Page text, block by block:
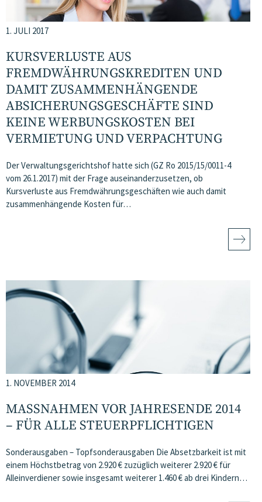
1. JULI 2017
KURSVERLUSTE AUS
FREMDWÄHRUNGSKREDITEN UND
DAMIT ZUSAMMENHÄNGENDE
ABSICHERUNGSGESCHÄFTE SIND
KEINE WERBUNGSKOSTEN BEI
VERMIETUNG UND VERPACHTUNG
Der Verwaltungsgerichtshof hatte sich (GZ Ro 2015/15/0011-4
vom 26.1.2017) mit der Frage auseinanderzusetzen, ob
Kursverluste aus Fremdwährungsgeschäften wie auch damit
zusammenhängende Kosten für…
1. NOVEMBER 2014
MASSNAHMEN VOR JAHRESENDE 2014 –
FÜR ALLE STEUERPFLICHTIGEN
Sonderausgaben – Topfsonderausgaben Die Absetzbarkeit ist mit
einem Höchstbetrag von 2.920 € zuzüglich weiterer 2.920 € für
Alleinverdiener sowie insgesamt weiterer 1.460 € ab drei Kindern…